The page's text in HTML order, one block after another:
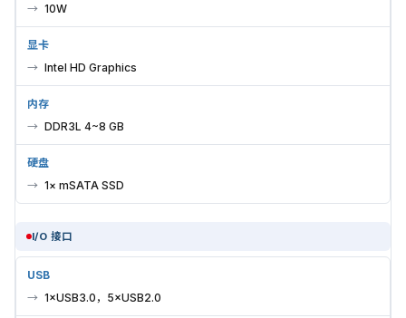
10W
显卡
Intel HD Graphics
内存
DDR3L 4~8 GB
硬盘
1× mSATA SSD
I/O 接口
USB
1×USB3.0，5×USB2.0